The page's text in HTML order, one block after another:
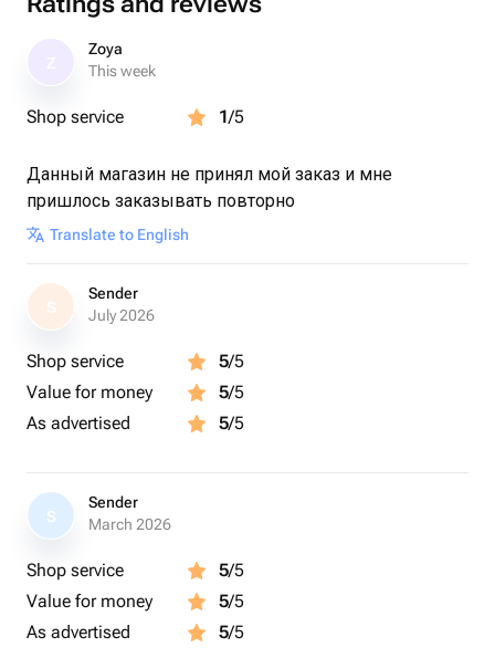
Благодарю за понимание
Zoya
This week
Shop service 1/5
Данный магазин не принял мой заказ и мне
пришлось заказывать повторно
Translate to English
S
Sender
July 2026
Shop service 5/5
Value for money
5/5
As advertised
5/5
S
Sender
March 2026
Shop service 5/5
Value for money
5/5
As advertised
5/5